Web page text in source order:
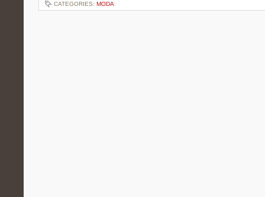
CATEGORIES: MODA